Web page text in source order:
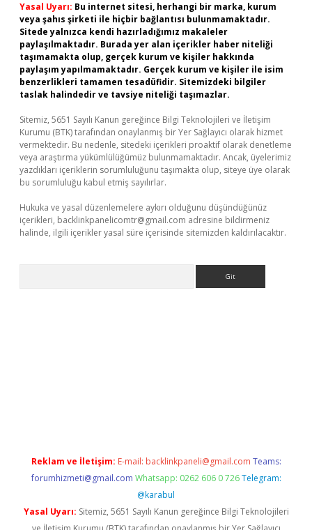
Yasal Uyarı: Bu internet sitesi, herhangi bir marka, kurum
veya şahıs şirketi ile hiçbir bağlantısı bulunmamaktadır.
Sitede yalnızca kendi hazırladığımız makaleler
paylaşılmaktadır. Burada yer alan içerikler haber niteliği
taşımamakta olup, gerçek kurum ve kişiler hakkında
paylaşım yapılmamaktadır. Gerçek kurum ve kişiler ile isim
benzerlikleri tamamen tesadüfidir. Sitemizdeki bilgiler
taslak halindedir ve tavsiye niteliği taşımazlar.
Sitemiz, 5651 Sayılı Kanun gereğince Bilgi Teknolojileri ve İletişim
Kurumu (BTK) tarafından onaylanmış bir Yer Sağlayıcı olarak hizmet
vermektedir. Bu nedenle, sitedeki içerikleri proaktif olarak denetleme
veya araştırma yükümlülüğümüz bulunmamaktadır. Ancak, üyelerimiz
yazdıkları içeriklerin sorumluluğunu taşımakta olup, siteye üye olarak
bu sorumluluğu kabul etmiş sayılırlar.
Hukuka ve yasal düzenlemelere aykırı olduğunu düşündüğünüz
içerikleri, backlinkpanelicomtr@gmail.com adresine bildirmeniz
halinde, ilgili içerikler yasal süre içerisinde sitemizden kaldırılacaktır.
Reklam ve İletişim: E-mail: backlinkpaneli@gmail.com Teams:
forumhizmeti@gmail.com Whatsapp: 0262 606 0 726 Telegram:
@karabul
Yasal Uyarı: Sitemiz, 5651 Sayılı Kanun gereğince Bilgi Teknolojileri